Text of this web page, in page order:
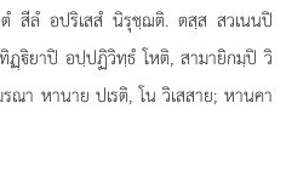
สีลํ อปริเสสํ นิรุชฺฌติ. ตสฺส สวเนนปิ
ิยาปิ อปฺปฏิวิทฺธํ โหติ, สามายิกมฺปิ วิ
า หานาย ปเรติ, โน วิเสสาย; หานคา